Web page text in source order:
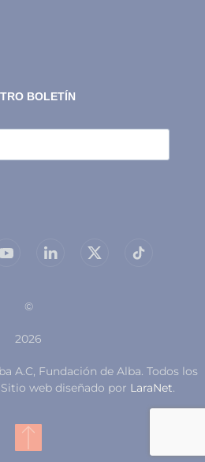
©
2026
A.C, Fundación de Alba. Todos los
web diseñado por LaraNet.